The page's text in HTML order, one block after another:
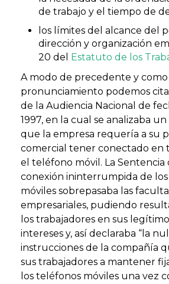
de trabajo y el tiempo de
los límites del alcance del
dirección y organización
20 del
Estatuto de los
A modo de precedente y
pronunciamiento podemos
de la Audiencia Nacional de
1997, en la cual se analizaba
que la empresa requería a su
comercial tener conectado en
el teléfono móvil. La
conexión ininterrumpida de
móviles sobrepasaba las
empresariales, pudiendo
los trabajadores en sus
intereses y, así declaraba “la
instrucciones de la compañía
sus trabajadores a mantener
los teléfonos móviles una vez